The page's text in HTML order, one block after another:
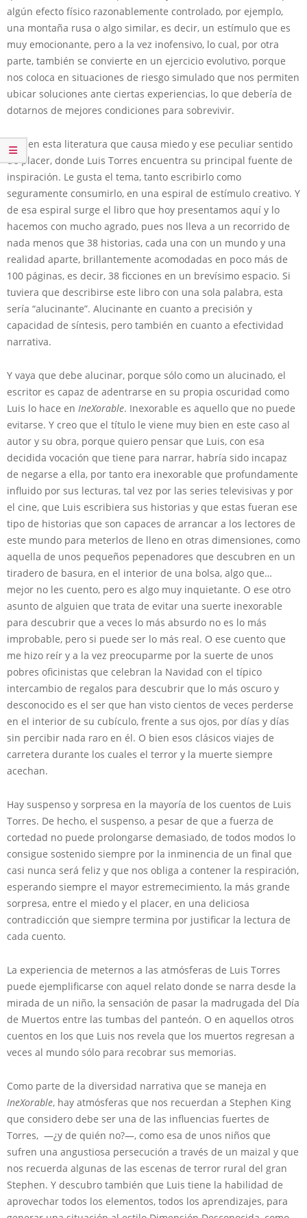
algún efecto físico razonablemente controlado, por ejemplo,
una montaña rusa o algo similar, es decir, un estímulo que es
muy emocionante, pero a la vez inofensivo, lo cual, por otra
parte, también se convierte en un ejercicio evolutivo, porque
nos coloca en situaciones de riesgo simulado que nos permiten
ubicar soluciones ante ciertas experiencias, lo que debería de
dotarnos de mejores condiciones para sobrevivir.
Y es en esta literatura que causa miedo y ese peculiar sentido
de placer, donde Luis Torres encuentra su principal fuente de
inspiración. Le gusta el tema, tanto escribirlo como
seguramente consumirlo, en una espiral de estímulo creativo. Y
de esa espiral surge el libro que hoy presentamos aquí y lo
hacemos con mucho agrado, pues nos lleva a un recorrido de
nada menos que 38 historias, cada una con un mundo y una
realidad aparte, brillantemente acomodadas en poco más de
100 páginas, es decir, 38 ficciones en un brevísimo espacio. Si
tuviera que describirse este libro con una sola palabra, esta
sería “alucinante”. Alucinante en cuanto a precisión y
capacidad de síntesis, pero también en cuanto a efectividad
narrativa.
Y vaya que debe alucinar, porque sólo como un alucinado, el
escritor es capaz de adentrarse en su propia oscuridad como
Luis lo hace en IneXorable. Inexorable es aquello que no puede
evitarse. Y creo que el título le viene muy bien en este caso al
autor y su obra, porque quiero pensar que Luis, con esa
decidida vocación que tiene para narrar, habría sido incapaz
de negarse a ella, por tanto era inexorable que profundamente
influido por sus lecturas, tal vez por las series televisivas y por
el cine, que Luis escribiera sus historias y que estas fueran ese
tipo de historias que son capaces de arrancar a los lectores de
este mundo para meterlos de lleno en otras dimensiones, como
aquella de unos pequeños pepenadores que descubren en un
tiradero de basura, en el interior de una bolsa, algo que…
mejor no les cuento, pero es algo muy inquietante. O ese otro
asunto de alguien que trata de evitar una suerte inexorable
para descubrir que a veces lo más absurdo no es lo más
improbable, pero si puede ser lo más real. O ese cuento que
me hizo reír y a la vez preocuparme por la suerte de unos
pobres oficinistas que celebran la Navidad con el típico
intercambio de regalos para descubrir que lo más oscuro y
desconocido es el ser que han visto cientos de veces perderse
en el interior de su cubículo, frente a sus ojos, por días y días
sin percibir nada raro en él. O bien esos clásicos viajes de
carretera durante los cuales el terror y la muerte siempre
acechan.
Hay suspenso y sorpresa en la mayoría de los cuentos de Luis
Torres. De hecho, el suspenso, a pesar de que a fuerza de
cortedad no puede prolongarse demasiado, de todos modos lo
consigue sostenido siempre por la inminencia de un final que
casi nunca será feliz y que nos obliga a contener la respiración,
esperando siempre el mayor estremecimiento, la más grande
sorpresa, entre el miedo y el placer, en una deliciosa
contradicción que siempre termina por justificar la lectura de
cada cuento.
La experiencia de meternos a las atmósferas de Luis Torres
puede ejemplificarse con aquel relato donde se narra desde la
mirada de un niño, la sensación de pasar la madrugada del Día
de Muertos entre las tumbas del panteón. O en aquellos otros
cuentos en los que Luis nos revela que los muertos regresan a
veces al mundo sólo para recobrar sus memorias.
Como parte de la diversidad narrativa que se maneja en
IneXorable, hay atmósferas que nos recuerdan a Stephen King
que considero debe ser una de las influencias fuertes de
Torres, —¿y de quién no?—, como esa de unos niños que
sufren una angustiosa persecución a través de un maizal y que
nos recuerda algunas de las escenas de terror rural del gran
Stephen. Y descubro también que Luis tiene la habilidad de
aprovechar todos los elementos, todos los aprendizajes, para